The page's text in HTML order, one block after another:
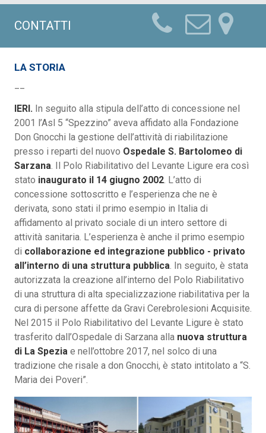
CONTATTI
LA STORIA
IERI. In seguito alla stipula dell’atto di concessione nel
2001 l’Asl 5 “Spezzino” aveva affidato alla Fondazione
Don Gnocchi la gestione dell’attività di riabilitazione
presso i reparti del nuovo Ospedale S. Bartolomeo di
Sarzana . Il Polo Riabilitativo del Levante Ligure era così
stato inaugurato il 14 giugno 2002 . L’atto di
concessione sottoscritto e l’esperienza che ne è
derivata, sono stati il primo esempio in Italia di
affidamento al privato sociale di un intero settore di
attività sanitaria. L’esperienza è anche il primo esempio
di collaborazione ed integrazione pubblico - privato
all’interno di una struttura pubblica . In seguito, è stata
autorizzata la creazione all’interno del Polo Riabilitativo
di una struttura di alta specializzazione riabilitativa per la
cura di persone affette da Gravi Cerebrolesioni Acquisite.
Nel 2015 il Polo Riabilitativo del Levante Ligure è stato
trasferito dall’Ospedale di Sarzana alla nuova struttura
di La Spezia e nell’ottobre 2017, nel solco di una
tradizione che risale a don Gnocchi, è stato intitolato a “S.
Maria dei Poveri”.